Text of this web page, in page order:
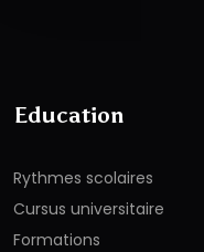
Education
Rythmes scolaires
Cursus universitaire
Formations